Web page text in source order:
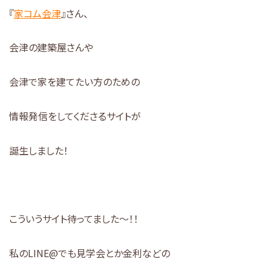
『家コム会津』さん、
会津の建築屋さんや
会津で家を建てたい方のための
情報発信をしてくださるサイトが
誕生しました！
こういうサイト待ってました～！！
私のLINE@でも見学会とか金利などの